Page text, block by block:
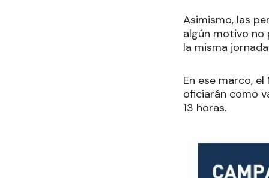
Asimismo, las
algún motivo no
la misma
En ese marco,
oficiarán como
13 horas.